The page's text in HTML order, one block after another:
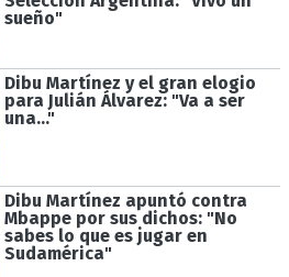
sueño"
Dibu Martínez y el gran elogio
para Julián Álvarez: "Va a ser
una..."
Dibu Martínez apuntó contra
Mbappe por sus dichos: "No
sabes lo que es jugar en
Sudamérica"